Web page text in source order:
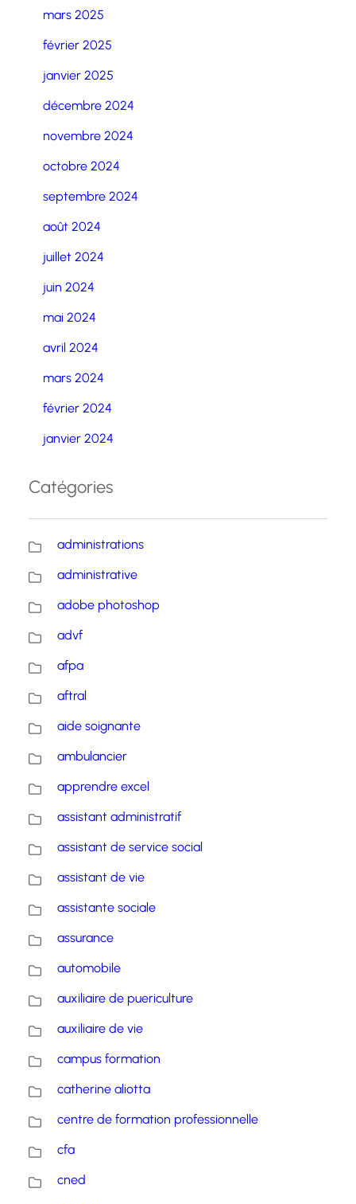
mars 2025
février 2025
janvier 2025
décembre 2024
novembre 2024
octobre 2024
septembre 2024
août 2024
juillet 2024
juin 2024
mai 2024
avril 2024
mars 2024
février 2024
janvier 2024
Catégories
administrations
administrative
adobe photoshop
advf
afpa
aftral
aide soignante
ambulancier
apprendre excel
assistant administratif
assistant de service social
assistant de vie
assistante sociale
assurance
automobile
auxiliaire de puericulture
auxiliaire de vie
campus formation
catherine aliotta
centre de formation professionnelle
cfa
cned